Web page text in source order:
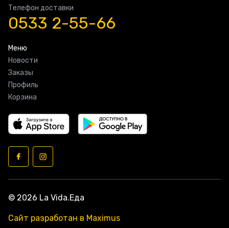
Телефон доставки
0533 2-55-66
Меню
Новости
Заказы
Профиль
Корзина
© 2026 La Vida.Еда
Сайт разработан в Maximus